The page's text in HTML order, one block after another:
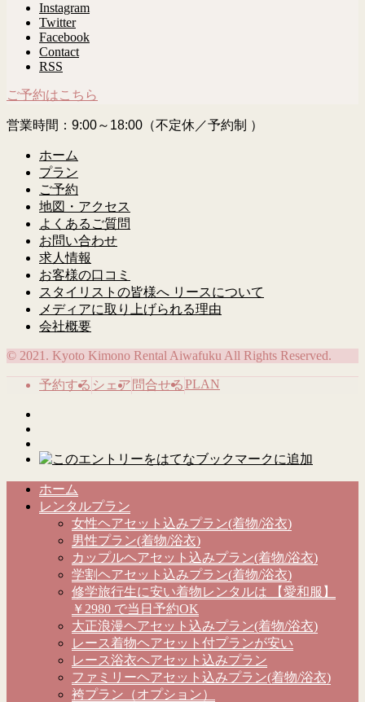
Instagram
Twitter
Facebook
Contact
RSS
ご予約はこちら
営業時間：9:00～18:00（不定休／予約制 ）
ホーム
プラン
ご予約
地図・アクセス
よくあるご質問
お問い合わせ
求人情報
お客様の口コミ
スタイリストの皆様へ リースについて
メディアに取り上げられる理由
会社概要
© 2021. Kyoto Kimono Rental Aiwafuku All Rights Reserved.
予約する シェア 問合せるPLAN
ホーム
レンタルプラン
女性ヘアセット込みプラン(着物/浴衣)
男性プラン(着物/浴衣)
カップルヘアセット込みプラン(着物/浴衣)
学割ヘアセット込みプラン(着物/浴衣)
修学旅行生に安い着物レンタルは 【愛和服】
￥2980 で当日予約OK
大正浪漫ヘアセット込みプラン(着物/浴衣)
レース着物ヘアセット付プランが安い
レース浴衣ヘアセット込みプラン
ファミリーヘアセット込みプラン(着物/浴衣)
袴プラン（オプション）